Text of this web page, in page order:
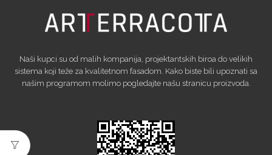
Naši kupci su od malih kompanija, projektantskih biroa do velikih
sistema koji teže za kvalitetnom fasadom. Kako biste bili upoznati sa
našim programom molimo pogledajte našu stranicu proizvoda.